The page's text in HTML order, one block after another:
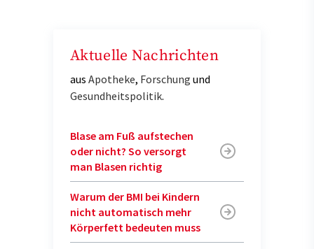
Aktuelle Nachrichten
aus Apotheke, Forschung und
Gesundheitspolitik.
Blase am Fuß aufstechen
oder nicht? So versorgt
man Blasen richtig
Warum der BMI bei Kindern
nicht automatisch mehr
Körperfett bedeuten muss